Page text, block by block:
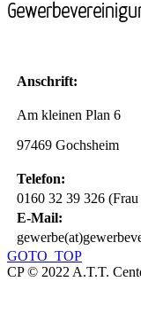
Anschrift:
Am kleinen Plan 6
97469 Gochsheim
Telefon:
0160 32 39 326
E-Mail:
GOTO_TOP
CP © 2022 A.T.T.